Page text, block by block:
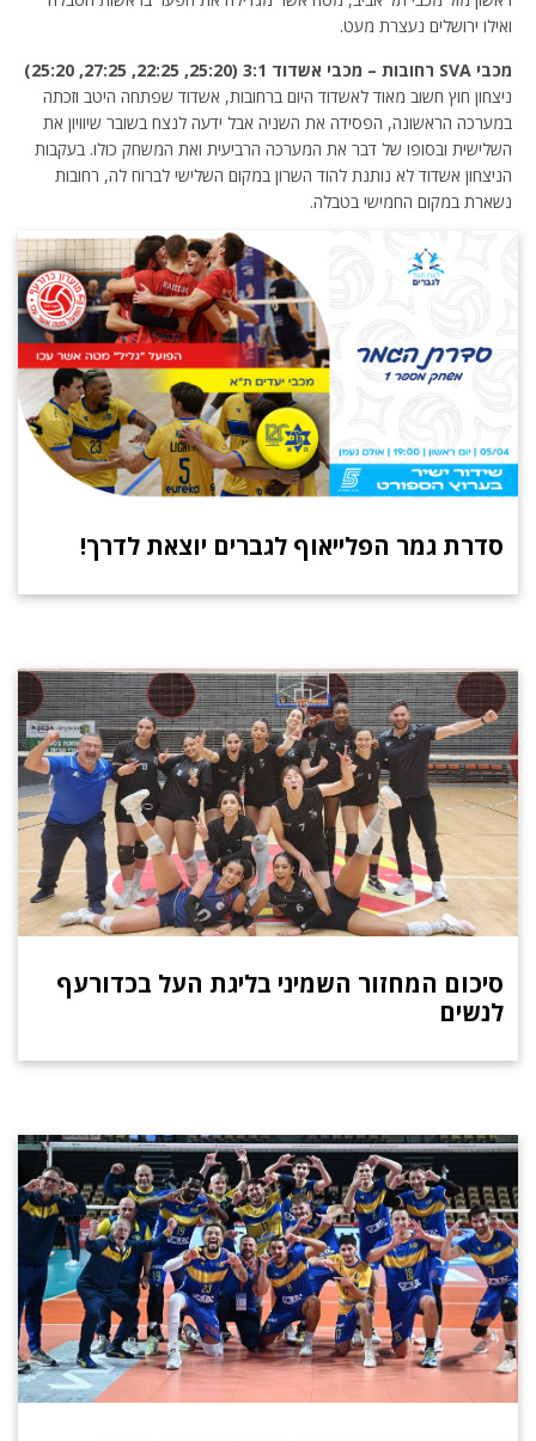
ואילו ירושלים נעצרת מעט.
מכבי SVA רחובות – מכבי אשדוד 3:1 (25:20, 22:25, 27:25, 25:20)
ניצחון חוץ חשוב מאוד לאשדוד היום ברחובות, אשדוד שפתחה היטב וזכתה
במערכה הראשונה, הפסידה את השניה אבל ידעה לנצח בשובר שיוויון את
השלישית ובסופו של דבר את המערכה הרביעית ואת המשחק כולו. בעקבות
הניצחון אשדוד לא נותנת להוד השרון במקום השלישי לברוח לה, רחובות
נשארת במקום החמישי בטבלה.
סדרת גמר הפלייאוף לגברים יוצאת לדרך!
סיכום המחזור השמיני בליגת העל בכדורעף
לנשים